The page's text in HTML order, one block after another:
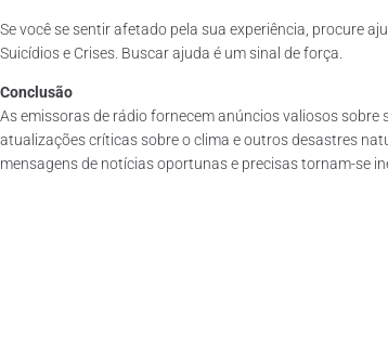
Se você se sentir afetado pela sua experiência, procure
Suicídios e Crises. Buscar ajuda é um sinal de força.
Conclusão
As emissoras de rádio fornecem anúncios valiosos sobre
atualizações críticas sobre o clima e outros desastres
mensagens de notícias oportunas e precisas tornam-se